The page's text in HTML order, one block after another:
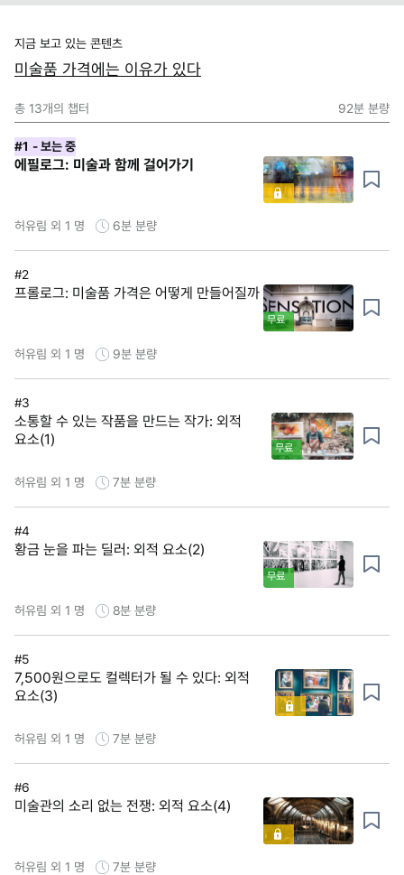
지금 보고 있는 콘텐츠
미술품 가격에는 이유가 있다
총 13개의 챕터 92분 분량
#1 - 보는 중
에필로그: 미술과 함께 걸어가기
허유림 외 1 명 6분 분량
#2
프롤로그: 미술품 가격은 어떻게 만들어질까
무료
허유림 외 1 명 9분 분량
#3
소통할 수 있는 작품을 만드는 작가: 외적
요소(1)
무료
허유림 외 1 명 7분 분량
#4
황금 눈을 파는 딜러: 외적 요소(2)
무료
허유림 외 1 명 8분 분량
#5
7,500원으로도 컬렉터가 될 수 있다: 외적
요소(3)
허유림 외 1 명 7분 분량
#6
미술관의 소리 없는 전쟁: 외적 요소(4)
허유림 외 1 명 7분 분량